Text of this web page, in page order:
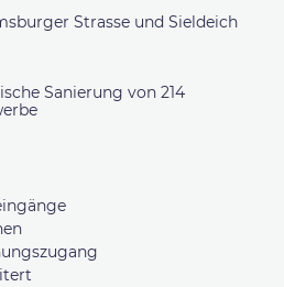
Strasse und Sieldeich
Sanierung von 214